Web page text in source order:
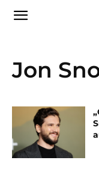
Jon